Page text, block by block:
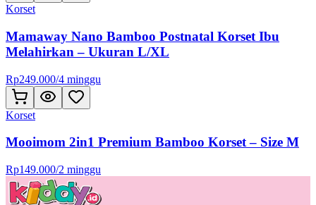
Korset
Mamaway Nano Bamboo Postnatal Korset Ibu
Melahirkan – Ukuran L/XL
Rp249.000/4 minggu
Korset
Mooimom 2in1 Premium Bamboo Korset – Size M
Rp149.000/2 minggu